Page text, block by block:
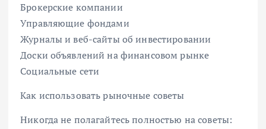
Брокерские компании
Управляющие фондами
Журналы и веб-сайты об инвестировании
Доски объявлений на финансовом рынке
Социальные сети
Как использовать рыночные советы
Никогда не полагайтесь полностью на советы: